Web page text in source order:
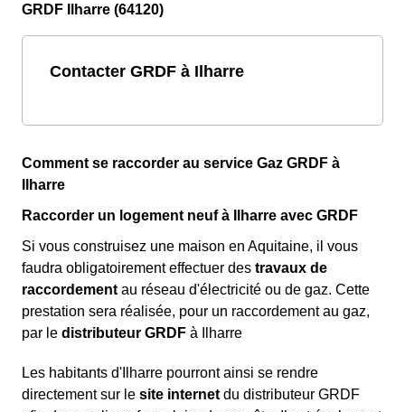
GRDF Ilharre (64120)
Contacter GRDF à Ilharre
Comment se raccorder au service Gaz GRDF à
Ilharre
Raccorder un logement neuf à Ilharre avec GRDF
Si vous construisez une maison en Aquitaine, il vous
faudra obligatoirement effectuer des travaux de
raccordement au réseau d'électricité ou de gaz. Cette
prestation sera réalisée, pour un raccordement au gaz,
par le distributeur GRDF à Ilharre
Les habitants d'Ilharre pourront ainsi se rendre
directement sur le site internet du distributeur GRDF